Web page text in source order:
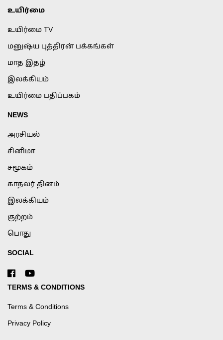
உயிர்மை
உயிர்மை TV
மனுஷ்ய புத்திரன் பக்கங்கள்
மாத இதழ்
இலக்கியம்
உயிர்மை பதிப்பகம்
NEWS
அரசியல்
சினிமா
சமூகம்
காதலர் தினம்
இலக்கியம்
குற்றம்
பொது
SOCIAL
TERMS & CONDITIONS
Terms & Conditions
Privacy Policy